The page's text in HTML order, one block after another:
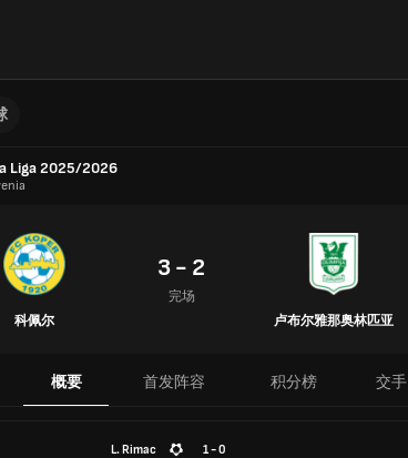
Liga 2025/2026
科佩尔
3 - 2
完场
卢布尔雅那奥林匹亚
概要 首发阵容 积分榜 交手
L. Rimac 1 - 0